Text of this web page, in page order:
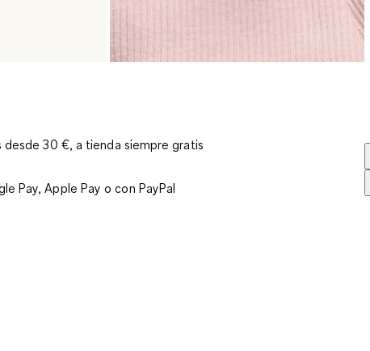
desde 30 €, a tienda siempre gratis
Pay, Apple Pay o con PayPal